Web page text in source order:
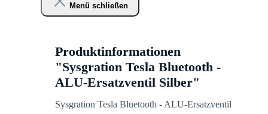
Menü schließen
Produktinformationen
"Sysgration Tesla Bluetooth -
ALU-Ersatzventil Silber"
Sysgration Tesla Bluetooth - ALU-Ersatzventil